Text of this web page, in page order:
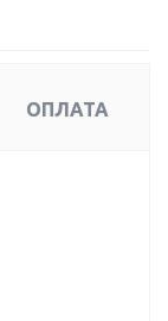
ОПЛАТА